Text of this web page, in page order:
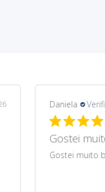
Daniela
Gostei
Gostei muito